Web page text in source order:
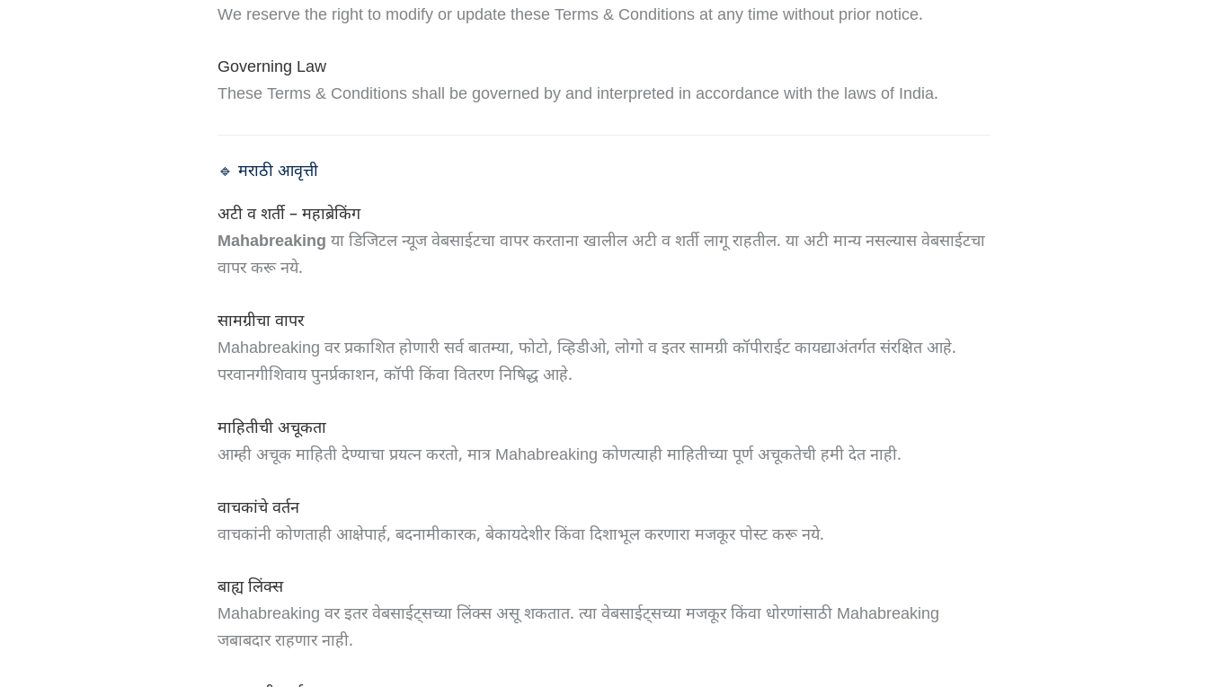
We reserve the right to modify or update these Terms & Conditions at any time without prior notice.
Governing Law
These Terms & Conditions shall be governed by and interpreted in accordance with the laws of India.
🔹 मराठी आवृत्ती
अटी व शर्ती – महाब्रेकिंग
Mahabreaking या डिजिटल न्यूज वेबसाईटचा वापर करताना खालील अटी व शर्ती लागू राहतील. या अटी मान्य नसल्यास वेबसाईटचा
वापर करू नये.
सामग्रीचा वापर
Mahabreaking वर प्रकाशित होणारी सर्व बातम्या, फोटो, व्हिडीओ, लोगो व इतर सामग्री कॉपीराईट कायद्याअंतर्गत संरक्षित आहे.
परवानगीशिवाय पुनर्प्रकाशन, कॉपी किंवा वितरण निषिद्ध आहे.
माहितीची अचूकता
आम्ही अचूक माहिती देण्याचा प्रयत्न करतो, मात्र Mahabreaking कोणत्याही माहितीच्या पूर्ण अचूकतेची हमी देत नाही.
वाचकांचे वर्तन
वाचकांनी कोणताही आक्षेपार्ह, बदनामीकारक, बेकायदेशीर किंवा दिशाभूल करणारा मजकूर पोस्ट करू नये.
बाह्य लिंक्स
Mahabreaking वर इतर वेबसाईट्सच्या लिंक्स असू शकतात. त्या वेबसाईट्सच्या मजकूर किंवा धोरणांसाठी Mahabreaking
जबाबदार राहणार नाही.